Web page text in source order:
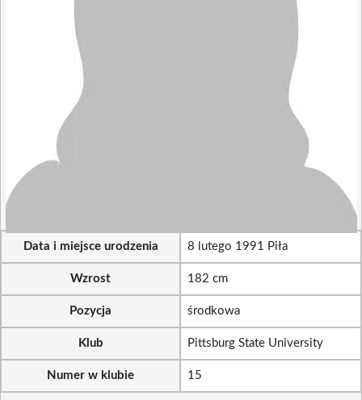
Data i miejsce urodzenia 8 lutego 1991 Piła
Wzrost 182 cm
Pozycja środkowa
Klub Pittsburg State University
Numer w klubie 15